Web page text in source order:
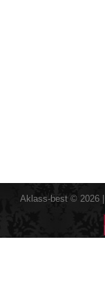
Aklass-best © 2026